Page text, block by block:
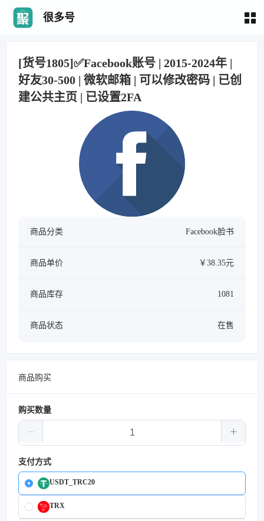
很多号
[货号1805]✅Facebook账号 | 2015-2024年 |
好友30-500 | 微软邮箱 | 可以修改密码 | 已创
建公共主页 | 已设置2FA
商品分类 Facebook脸书
商品单价 ￥38.35元
商品库存 1081
商品状态 在售
商品购买
购买数量
支付方式
USDT_TRC20
TRX